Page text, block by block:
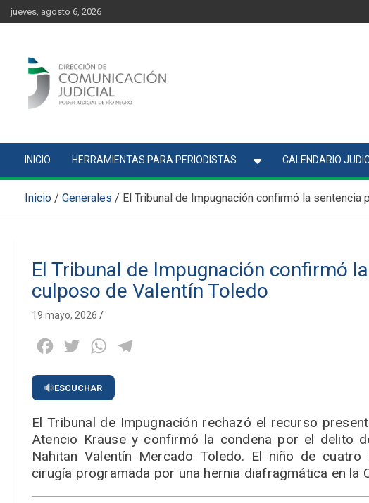
content
Skip
to
jueves, agosto 6, 2026
INICIO HERRAMIENTAS PARA PERIODISTAS CALENDARIO
Inicio Generales El Tribunal de Impugnación confirmó la
El Tribunal de Impugnación confirmó
culposo de Valentín Toledo
19 mayo, 2026
Facebook
Twitter WhatsApp
ESCUCHAR
El Tribunal de Impugnación rechazó el recurso
Atencio Krause y confirmó la condena por el delito
Nahitan Valentín Mercado Toledo. El niño de
cirugía programada por una hernia diafragmática en la